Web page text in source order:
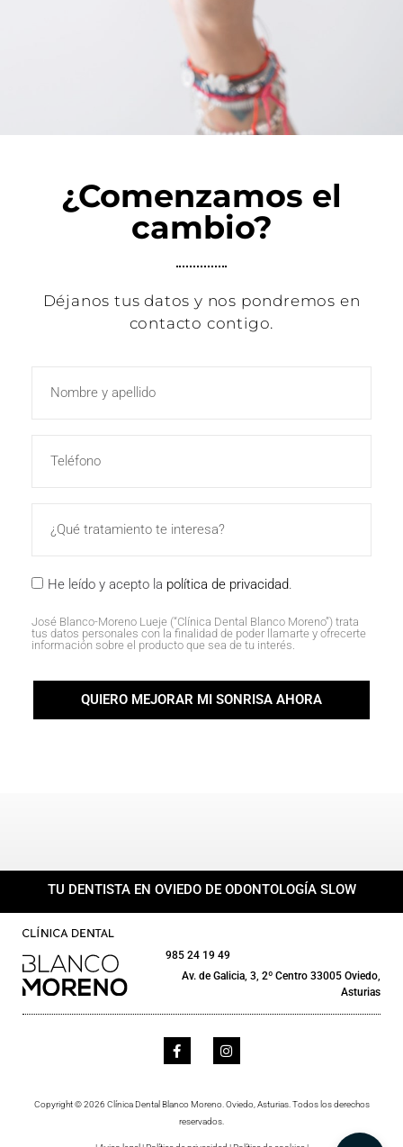
¿Comenzamos el
cambio?
Déjanos tus datos y nos pondremos en
contacto contigo.
He leído y acepto la política de privacidad.
José Blanco-Moreno Lueje (“Clínica Dental Blanco Moreno”) trata
tus datos personales con la finalidad de poder llamarte y ofrecerte
información sobre el producto que sea de tu interés.
QUIERO MEJORAR MI SONRISA AHORA
TU DENTISTA EN OVIEDO DE ODONTOLOGÍA SLOW
985 24 19 49
Av. de Galicia, 3, 2º Centro 33005 Oviedo,
Asturias
Copyright © 2026 Clínica Dental Blanco Moreno. Oviedo, Asturias. Todos los derechos
reservados.